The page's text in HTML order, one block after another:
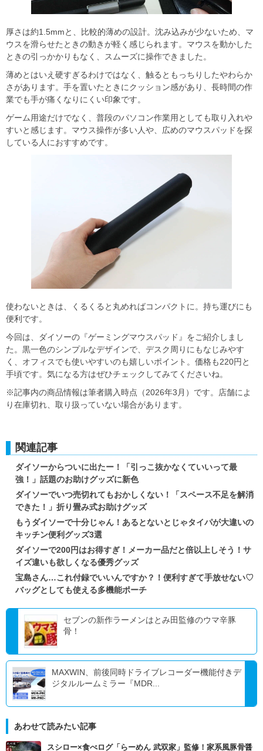
厚さは約1.5mmと、比較的薄めの設計。沈み込みが少ないため、マ
ウスを滑らせたときの動きが軽く感じられます。マウスを動かした
ときの引っかかりもなく、スムーズに操作できました。
薄めとはいえ硬すぎるわけではなく、触るともっちりしたやわらか
さがあります。手を置いたときにクッション感があり、長時間の作
業でも手が痛くなりにくい印象です。
ゲーム用途だけでなく、普段のパソコン作業用としても取り入れや
すいと感じます。マウス操作が多い人や、広めのマウスパッドを探
している人におすすめです。
使わないときは、くるくると丸めればコンパクトに。持ち運びにも
便利です。
今回は、ダイソーの『ゲーミングマウスパッド』をご紹介しまし
た。黒一色のシンプルなデザインで、デスク周りにもなじみやす
く、オフィスでも使いやすいのも嬉しいポイント。価格も220円と
手頃です。気になる方はぜひチェックしてみてくださいね。
※記事内の商品情報は筆者購入時点（2026年3月）です。店舗によ
り在庫切れ、取り扱っていない場合があります。
関連記事
ダイソーからついに出たー！「引っこ抜かなくていいって最
強！」話題のお助けグッズに新色
ダイソーでいつ売切れてもおかしくない！「スペース不足を解消
できた！」折り畳み式お助けグッズ
もうダイソーで十分じゃん！あるとないとじゃタイパが大違いの
キッチン便利グッズ3選
ダイソーで200円はお得すぎ！メーカー品だと倍以上しそう！サ
イズ違いも欲しくなる優秀グッズ
宝島さん…これ付録でいいんですか？！便利すぎて手放せない♡
バッグとしても使える多機能ポーチ
セブンの新作ラーメンはとみ田監修のウマ辛豚
骨！
MAXWIN、前後同時ドライブレコーダー機能付きデ
ジタルルームミラー『MDR...
あわせて読みたい記事
スシロー×食べログ「らーめん 武双家」監修！家系風豚骨醤